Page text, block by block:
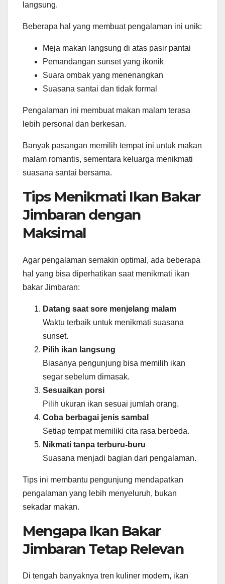
langsung.
Beberapa hal yang membuat pengalaman ini unik:
Meja makan langsung di atas pasir pantai
Pemandangan sunset yang ikonik
Suara ombak yang menenangkan
Suasana santai dan tidak formal
Pengalaman ini membuat makan malam terasa
lebih personal dan berkesan.
Banyak pasangan memilih tempat ini untuk makan
malam romantis, sementara keluarga menikmati
suasana santai bersama.
Tips Menikmati Ikan Bakar
Jimbaran dengan
Maksimal
Agar pengalaman semakin optimal, ada beberapa
hal yang bisa diperhatikan saat menikmati ikan
bakar Jimbaran:
Datang saat sore menjelang malam
Waktu terbaik untuk menikmati suasana
sunset.
Pilih ikan langsung
Biasanya pengunjung bisa memilih ikan
segar sebelum dimasak.
Sesuaikan porsi
Pilih ukuran ikan sesuai jumlah orang.
Coba berbagai jenis sambal
Setiap tempat memiliki cita rasa berbeda.
Nikmati tanpa terburu-buru
Suasana menjadi bagian dari pengalaman.
Tips ini membantu pengunjung mendapatkan
pengalaman yang lebih menyeluruh, bukan
sekadar makan.
Mengapa Ikan Bakar
Jimbaran Tetap Relevan
Di tengah banyaknya tren kuliner modern, ikan